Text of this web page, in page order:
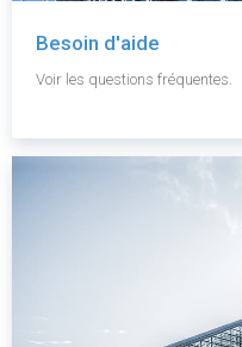
Besoin d'aide
Voir les questions fréquentes.